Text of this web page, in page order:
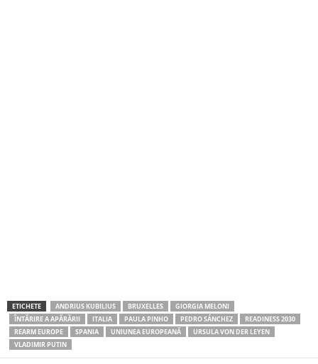
ETICHETE ANDRIUS KUBILIUS BRUXELLES
GIORGIA MELONI
ÎNTĂRIRE A APĂRĂRII
ITALIA PAULA PINHO PEDRO SÁNCHEZ
READINESS 2030
REARM EUROPE
SPANIA UNIUNEA EUROPEANĂ
URSULA VON DER LEYEN
VLADIMIR PUTIN